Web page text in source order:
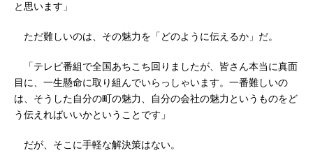
と思います」
ただ難しいのは、その魅力を「どのように伝えるか」だ。
「テレビ番組で全国あちこち回りましたが、皆さん本当に真面
目に、一生懸命に取り組んでいらっしゃいます。一番難しいの
は、そうした自分の町の魅力、自分の会社の魅力というものをど
う伝えればいいかということです」
だが、そこに手軽な解決策はない。